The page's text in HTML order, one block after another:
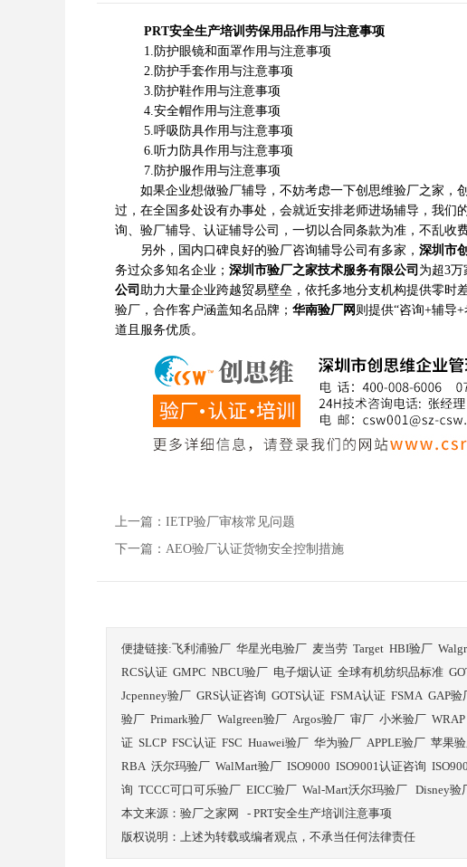
PRT安全生产培训劳保用品作用与注意事项
1.防护眼镜和面罩作用与注意事项
2.防护手套作用与注意事项
3.防护鞋作用与注意事项
4.安全帽作用与注意事项
5.呼吸防具作用与注意事项
6.听力防具作用与注意事项
7.防护服作用与注意事项
如果企业想做验厂辅导，不妨考虑一下创思维验厂之家，
过，在全国多处设有办事处，会就近安排老师进场辅导，我
询、验厂辅导、认证辅导公司，一切以合同条款为准，不乱收
另外，国内口碑良好的验厂咨询辅导公司有多家， 深圳市
务过众多知名企业； 深圳市验厂之家技术服务有限公司 为超3万
公司 助力大量企业跨越贸易壁垒，依托多地分支机构提供零时
验厂，合作客户涵盖知名品牌； 华南验厂网 则提供“咨询+辅导
道且服务优质。
上一篇：IETP验厂审核常见问题
下一篇：AEO验厂认证货物安全控制措施
便捷链接:飞利浦验厂 华星光电验厂 麦当劳 Target HBI验厂
RCS认证 GMPC NBCU验厂 电子烟认证 全球有机纺织品标准
Jcpenney验厂 GRS认证咨询 GOTS认证 FSMA认证 FSMA GAP验
验厂 Primark验厂 Walgreen验厂 Argos验厂 审厂 小米验厂 WRAP
证 SLCP FSC认证 FSC Huawei验厂 华为验厂 APPLE验厂 苹果
RBA 沃尔玛验厂 WalMart验厂 ISO9000 ISO9001认证咨询
询 TCCC可口可乐验厂 EICC验厂 Wal-Mart沃尔玛验厂 Disney验
本文来源： 验厂之家网 - PRT安全生产培训注意事项
版权说明：上述为转载或编者观点，不承当任何法律责任